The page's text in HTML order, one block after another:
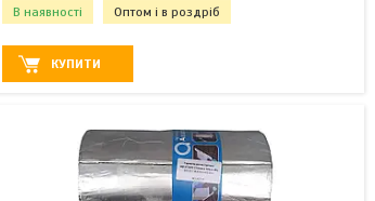
В наявності Оптом і в роздріб
КУПИТИ